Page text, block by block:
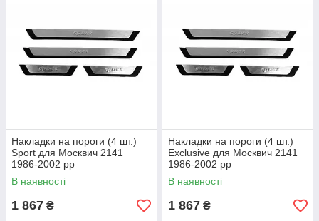
Накладки на пороги (4 шт.)
Sport для Москвич 2141
1986-2002 рр
В наявності
1 867 ₴
Накладки на пороги (4 шт.)
Exclusive для Москвич 2141
1986-2002 рр
В наявності
1 867 ₴